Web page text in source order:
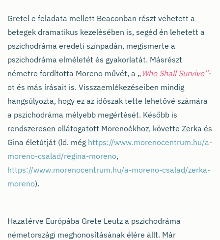
Gretel e feladata mellett Beaconban részt vehetett a
betegek dramatikus kezelésében is, segéd én lehetett a
pszichodráma eredeti színpadán, megismerte a
pszichodráma elméletét és gyakorlatát. Másrészt
németre fordította Moreno művét, a „ Who Shall Survive”-
ot és más írásait is. Visszaemlékezéseiben mindig
hangsúlyozta, hogy ez az időszak tette lehetővé számára
a pszichodráma mélyebb megértését. Később is
rendszeresen ellátogatott Morenoékhoz, követte Zerka és
Gina életútját (ld. még https://www.morenocentrum.hu/a-
moreno-csalad/regina-moreno,
https://www.morenocentrum.hu/a-moreno-csalad/zerka-
moreno).
Hazatérve Európába Grete Leutz a pszichodráma
németországi meghonosításának élére állt. Már